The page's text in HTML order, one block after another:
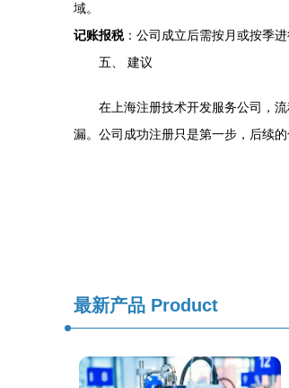
域。
记账报税：公司成立后需按月或按季
五、 建议
在上海注册技术开发服务公司，
漏。公司成功注册只是第一步，后续
最新产品 Product